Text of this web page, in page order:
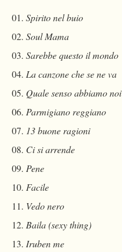
Spirito nel buio
Soul Mama
Sarebbe questo il mondo
La canzone che se ne va
Quale senso abbiamo noi
Parmigiano reggiano
13 buone ragioni
Ci si arrende
Pene
Facile
Vedo nero
Baila (sexy thing)
Iruben me